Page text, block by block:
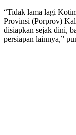
“Tidak lama lagi
Provinsi (Porprov)
disiapkan sejak dini,
persiapan lainnya,”